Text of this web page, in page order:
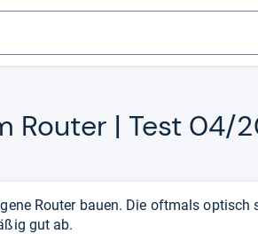
Rou­ter | Test 04/
Router bauen. Die oftmals optisch
gut ab.